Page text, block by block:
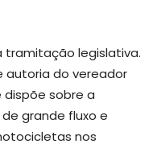
tramitação legislativa.
autoria do vereador
dispõe sobre a
grande fluxo e
nos